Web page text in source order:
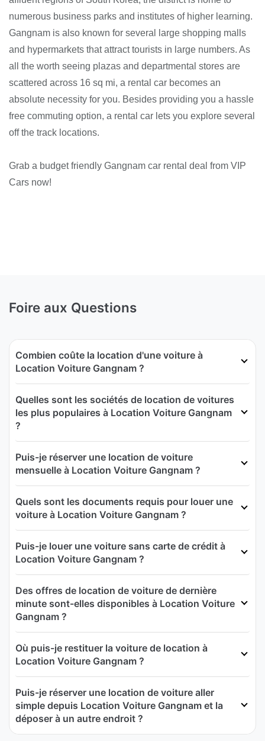
numerous business parks and institutes of higher learning.
Gangnam is also known for several large shopping malls
and hypermarkets that attract tourists in large numbers. As
all the worth seeing plazas and departmental stores are
scattered across 16 sq mi, a rental car becomes an
absolute necessity for you. Besides providing you a hassle
free commuting option, a rental car lets you explore several
off the track locations.
Grab a budget friendly Gangnam car rental deal from VIP
Cars now!
Foire aux Questions
Combien coûte la location d'une voiture à
Location Voiture Gangnam ?
Quelles sont les sociétés de location de voitures
les plus populaires à Location Voiture Gangnam
?
Puis-je réserver une location de voiture
mensuelle à Location Voiture Gangnam ?
Quels sont les documents requis pour louer une
voiture à Location Voiture Gangnam ?
Puis-je louer une voiture sans carte de crédit à
Location Voiture Gangnam ?
Des offres de location de voiture de dernière
minute sont-elles disponibles à Location Voiture
Gangnam ?
Où puis-je restituer la voiture de location à
Location Voiture Gangnam ?
Puis-je réserver une location de voiture aller
simple depuis Location Voiture Gangnam et la
déposer à un autre endroit ?